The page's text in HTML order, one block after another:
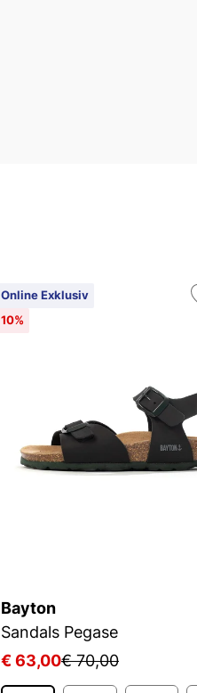
Online Exklusiv
10%
Bayton
Sandals Pegase
€ 63,00€ 70,00